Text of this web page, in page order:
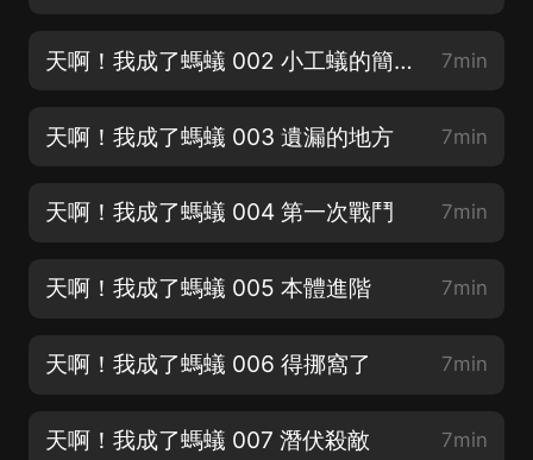
天啊！我成了螞蟻 002 小工蟻的簡單思維 7min
天啊！我成了螞蟻 003 遺漏的地方 7min
天啊！我成了螞蟻 004 第一次戰鬥 7min
天啊！我成了螞蟻 005 本體進階 7min
天啊！我成了螞蟻 006 得挪窩了 7min
天啊！我成了螞蟻 007 潛伏殺敵 7min